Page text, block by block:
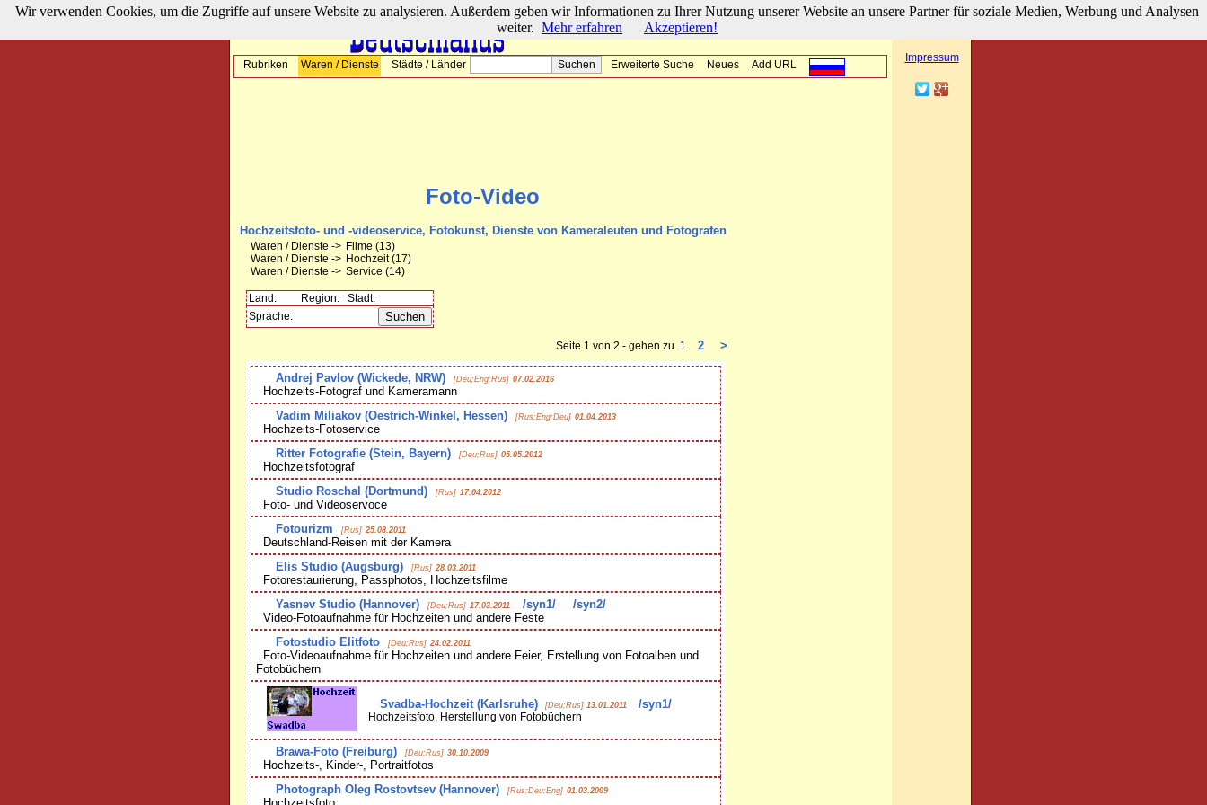
Rubriken Waren / Dienste Städte / Länder Erweiterte Suche Neues Add URL
Foto-Video
Hochzeitsfoto- und -videoservice, Fotokunst, Dienste von Kameraleuten und Fotografen
Waren / Dienste -> Filme (13)
Waren / Dienste -> Hochzeit(17)
Waren / Dienste -> Service (14)
Land: Region:
Stadt:
Sprache:
Seite 1 von 2 - gehen zu 1 2 >
Andrej Pavlov (Wickede, NRW) [Deu;Eng;Rus] 07.02.2016
Hochzeits-Fotograf und Kameramann
Vadim Miliakov (Oestrich-Winkel, Hessen)
[Rus;Eng;Deu] 01.04.2013
Hochzeits-Fotoservice
Ritter Fotografie (Stein, Bayern)
[Deu;Rus] 05.05.2012
Hochzeitsfotograf
Studio Roschal (Dortmund)
[Rus] 17.04.2012
Foto- und Videoservoce
Fotourizm
[Rus] 25.08.2011
Deutschland-Reisen mit der Kamera
Elis Studio (Augsburg)
[Rus] 28.03.2011
Fotorestaurierung, Passphotos, Hochzeitsfilme
Yasnev Studio (Hannover)
[Deu;Rus] 17.03.2011 /syn1/
/syn2/
Video-Fotoaufnahme für Hochzeiten und andere Feste
Fotostudio Elitfoto
[Deu;Rus] 24.02.2011
Foto-Videoaufnahme für Hochzeiten und andere Feier, Erstellung von Fotoalben und
Fotobüchern
Svadba-Hochzeit (Karlsruhe) [Deu;Rus] 13.01.2011 /syn1/
Hochzeitsfoto, Herstellung von Fotobüchern
Brawa-Foto (Freiburg) [Deu;Rus] 30.10.2009
Hochzeits-, Kinder-, Portraitfotos
Photograph Oleg Rostovtsev (Hannover)
[Rus;Deu;Eng] 01.03.2009
hier klicken
Impressum
Wir verwenden Cookies, um die Zugriffe auf unsere Website zu analysieren. Außerdem geben wir Informationen zu Ihrer Nutzung unserer Website an unsere Partner für soziale Medien, Werbung und Analysen
weiter. Mehr erfahren Akzeptieren!